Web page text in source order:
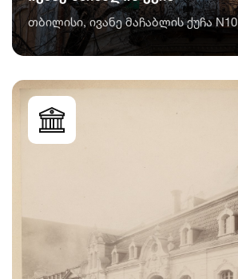
თბილისი, ივანე მაჩაბლის ქუჩა N10